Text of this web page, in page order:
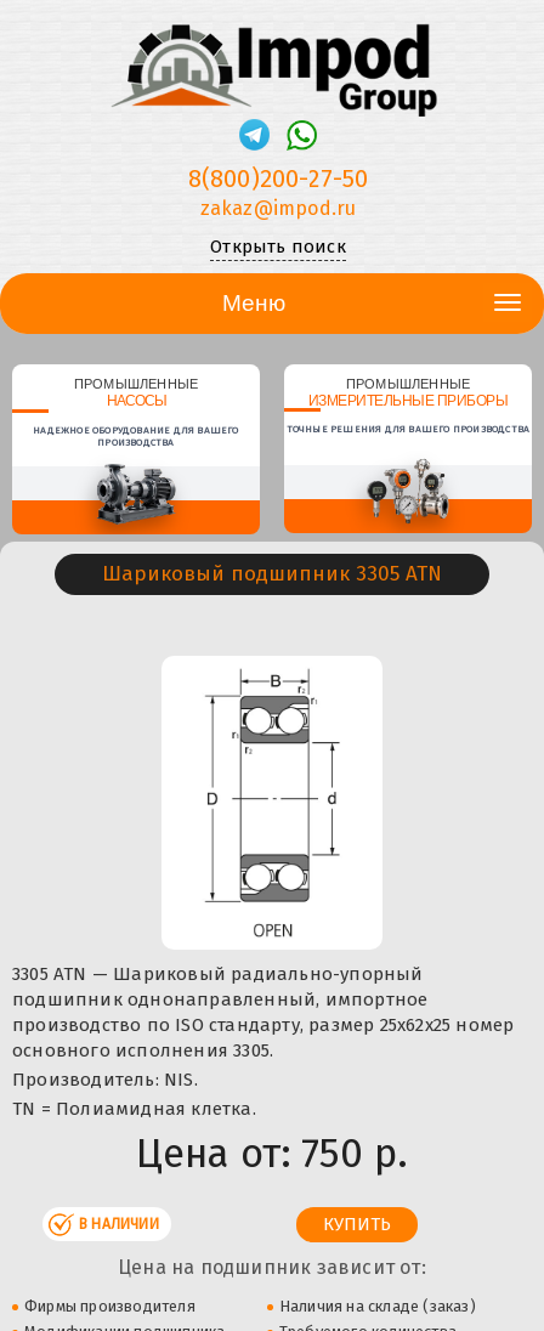
8(800)200-27-50
zakaz@impod.ru
Открыть поиск
Меню
ПРОМЫШЛЕННЫЕ
НАСОСЫ
НАДЕЖНОЕ ОБОРУДОВАНИЕ ДЛЯ ВАШЕГО
ПРОИЗВОДСТВА
ПРОМЫШЛЕННЫЕ
ИЗМЕРИТЕЛЬНЫЕ ПРИБОРЫ
ТОЧНЫЕ РЕШЕНИЯ ДЛЯ ВАШЕГО ПРОИЗВОДСТВА
Шариковый подшипник 3305 ATN
3305 ATN — Шариковый радиально-упорный
подшипник однонаправленный, импортное
производство по ISO стандарту, размер 25x62x25 номер
основного исполнения 3305.
Производитель: NIS.
TN = Полиамидная клетка.
Цена от: 750 р.
В НАЛИЧИИ
Цена на подшипник зависит от:
Фирмы производителя
Наличия на складе (заказ)